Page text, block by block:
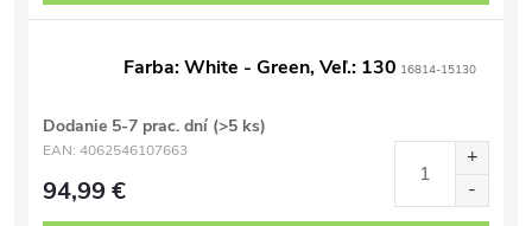
Farba: White - Green, Veľ.: 130 16814-15130
Dodanie 5-7 prac. dní (>5 ks)
EAN: 4062546107663
94,99 €